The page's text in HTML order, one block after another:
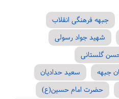
جبهه فرهنگی انقلاب
شهید جواد رسولی
گلستانی
جبهه
سعید حدادیان
حضرت امام حسین(ع)